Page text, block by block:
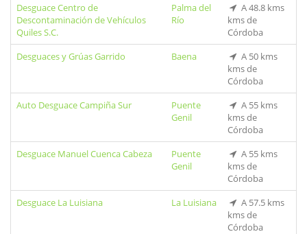
Desguace Centro de
Descontaminación de Vehículos
Quiles S.C.
Palma del
Río
A 48.8 kms
kms de
Córdoba
Desguaces y Grúas Garrido
Baena
A 50 kms
kms de
Córdoba
Auto Desguace Campiña Sur
Puente
Genil
A 55 kms
kms de
Córdoba
Desguace Manuel Cuenca Cabeza
Puente
Genil
A 55 kms
kms de
Córdoba
Desguace La Luisiana
La Luisiana
A 57.5 kms
kms de
Córdoba